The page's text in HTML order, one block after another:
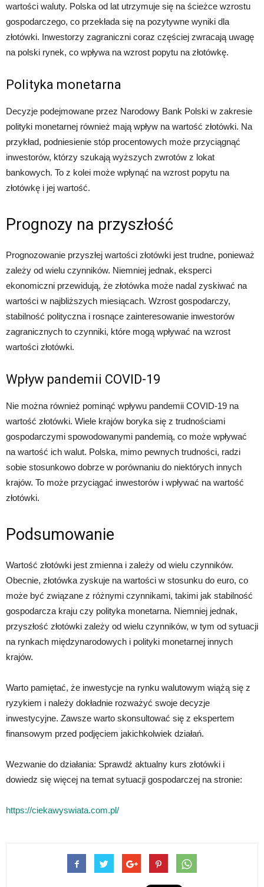
wartości waluty. Polska od lat utrzymuje się na ścieżce wzrostu
gospodarczego, co przekłada się na pozytywne wyniki dla
złotówki. Inwestorzy zagraniczni coraz częściej zwracają uwagę
na polski rynek, co wpływa na wzrost popytu na złotówkę.
Polityka monetarna
Decyzje podejmowane przez Narodowy Bank Polski w zakresie
polityki monetarnej również mają wpływ na wartość złotówki. Na
przykład, podniesienie stóp procentowych może przyciągnąć
inwestorów, którzy szukają wyższych zwrotów z lokat
bankowych. To z kolei może wpłynąć na wzrost popytu na
złotówkę i jej wartość.
Prognozy na przyszłość
Prognozowanie przyszłej wartości złotówki jest trudne, ponieważ
zależy od wielu czynników. Niemniej jednak, eksperci
ekonomiczni przewidują, że złotówka może nadal zyskiwać na
wartości w najbliższych miesiącach. Wzrost gospodarczy,
stabilność polityczna i rosnące zainteresowanie inwestorów
zagranicznych to czynniki, które mogą wpływać na wzrost
wartości złotówki.
Wpływ pandemii COVID-19
Nie można również pominąć wpływu pandemii COVID-19 na
wartość złotówki. Wiele krajów boryka się z trudnościami
gospodarczymi spowodowanymi pandemią, co może wpływać
na wartość ich walut. Polska, mimo pewnych trudności, radzi
sobie stosunkowo dobrze w porównaniu do niektórych innych
krajów. To może przyciągać inwestorów i wpływać na wartość
złotówki.
Podsumowanie
Wartość złotówki jest zmienna i zależy od wielu czynników.
Obecnie, złotówka zyskuje na wartości w stosunku do euro, co
może być związane z różnymi czynnikami, takimi jak stabilność
gospodarcza kraju czy polityka monetarna. Niemniej jednak,
przyszłość złotówki zależy od wielu czynników, w tym od sytuacji
na rynkach międzynarodowych i polityki monetarnej innych
krajów.
Warto pamiętać, że inwestycje na rynku walutowym wiążą się z
ryzykiem i należy dokładnie rozważyć swoje decyzje
inwestycyjne. Zawsze warto skonsultować się z ekspertem
finansowym przed podjęciem jakichkolwiek działań.
Wezwanie do działania: Sprawdź aktualny kurs złotówki i
dowiedz się więcej na temat sytuacji gospodarczej na stronie:
https://ciekawyswiata.com.pl/